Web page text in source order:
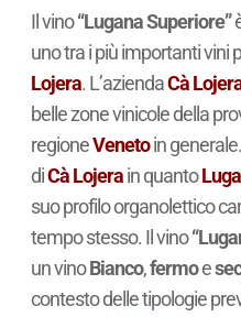
Il vino“Lugana Superiore”
uno tra i più importanti vini
Lojera. L’aziendaCà
belle zone vinicole della
regioneVenetoin
diCà Lojerain quanto
suo profilo organolettico
tempo stesso. Il vino
un vinoBianco,fermoe
contesto delle tipologie